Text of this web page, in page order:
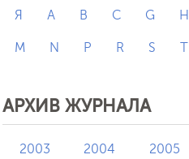
Я A B C G H
M N P R S T
АРХИВ ЖУРНАЛА
2003 2004 2005